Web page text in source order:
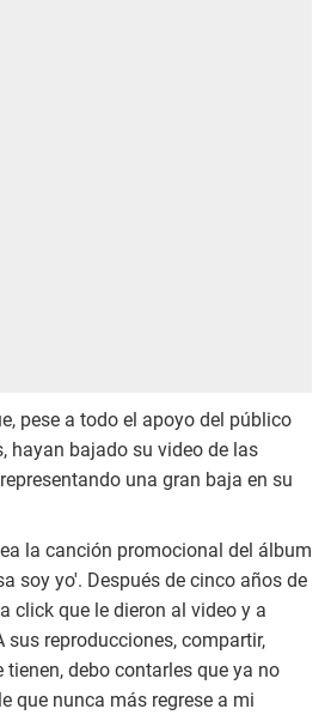
pese a todo el apoyo del público
hayan bajado su video de las
una gran baja en su
la canción promocional del álbum
soy yo'. Después de cinco años de
click que le dieron al video y a
reproducciones, compartir,
debo contarles que ya no
que nunca más regrese a mi